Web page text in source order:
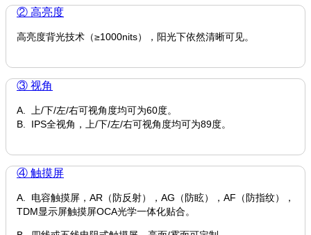
② 高亮度
高亮度背光技术（≥1000nits），阳光下依然清晰可见。
③ 视角
A. 上/下/左/右可视角度均可为60度。
B. IPS全视角，上/下/左/右可视角度均可为89度。
④ 触摸屏
A. 电容触摸屏，AR（防反射），AG（防眩），AF（防指纹），
TDM显示屏触摸屏OCA光学一体化贴合。